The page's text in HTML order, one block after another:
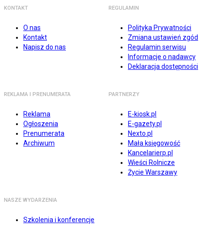
KONTAKT
O nas
Kontakt
Napisz do nas
REGULAMIN
Polityka Prywatności
Zmiana ustawień zgód
Regulamin serwisu
Informacje o nadawcy
Deklaracja dostępności
REKLAMA I PRENUMERATA
Reklama
Ogłoszenia
Prenumerata
Archiwum
PARTNERZY
E-kiosk.pl
E-gazety.pl
Nexto.pl
Mała księgowość
Kancelarierp.pl
Wieści Rolnicze
Życie Warszawy
NASZE WYDARZENIA
Szkolenia i konferencje